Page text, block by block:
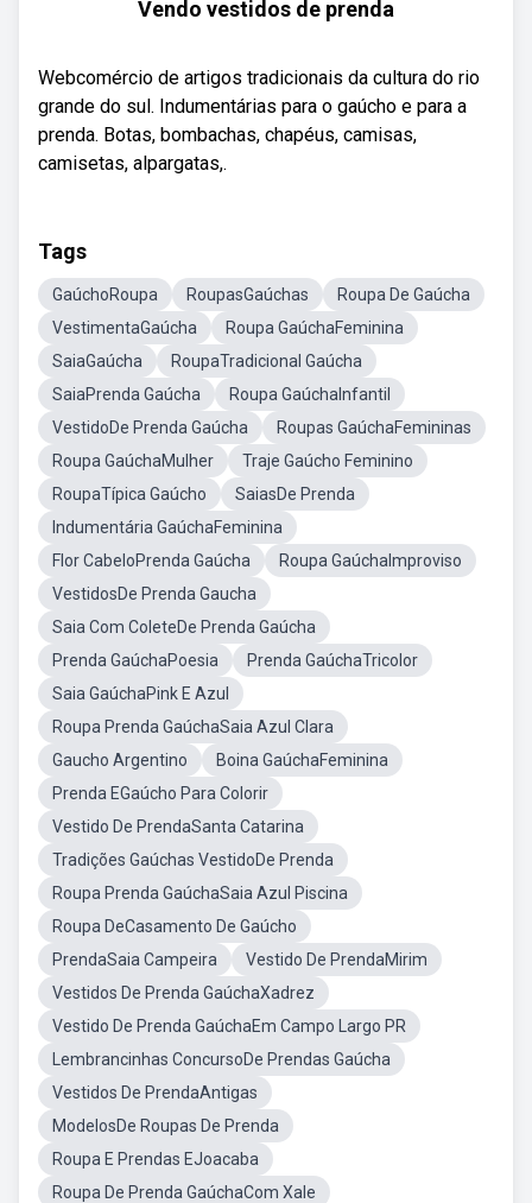
Vendo vestidos de prenda
Webcomércio de artigos tradicionais da cultura do rio
grande do sul. Indumentárias para o gaúcho e para a
prenda. Botas, bombachas, chapéus, camisas,
camisetas, alpargatas,.
Tags
GaúchoRoupa RoupasGaúchas
Roupa De Gaúcha
VestimentaGaúcha
Roupa GaúchaFeminina
SaiaGaúcha
RoupaTradicional Gaúcha
SaiaPrenda Gaúcha
Roupa GaúchaInfantil
VestidoDe Prenda Gaúcha
Roupas GaúchaFemininas
Roupa GaúchaMulher
Traje Gaúcho Feminino
RoupaTípica Gaúcho
SaiasDe Prenda
Indumentária GaúchaFeminina
Flor CabeloPrenda Gaúcha
Roupa GaúchaImproviso
VestidosDe Prenda Gaucha
Saia Com ColeteDe Prenda Gaúcha
Prenda GaúchaPoesia
Prenda GaúchaTricolor
Saia GaúchaPink E Azul
Roupa Prenda GaúchaSaia Azul Clara
Gaucho Argentino
Boina GaúchaFeminina
Prenda EGaúcho Para Colorir
Vestido De PrendaSanta Catarina
Tradições Gaúchas VestidoDe Prenda
Roupa Prenda GaúchaSaia Azul Piscina
Roupa DeCasamento De Gaúcho
PrendaSaia Campeira
Vestido De PrendaMirim
Vestidos De Prenda GaúchaXadrez
Vestido De Prenda GaúchaEm Campo Largo PR
Lembrancinhas ConcursoDe Prendas Gaúcha
Vestidos De PrendaAntigas
ModelosDe Roupas De Prenda
Roupa E Prendas EJoacaba
Roupa De Prenda GaúchaCom Xale